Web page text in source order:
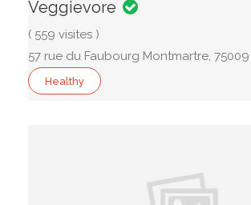
Veggievore
( 559 visites )
57 rue du Faubourg Montmartre, 75009
Healthy